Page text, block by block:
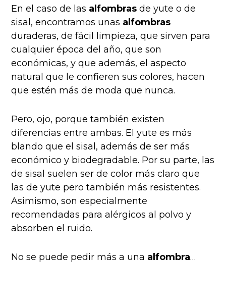
En el caso de las alfombras de yute o de
sisal, encontramos unas alfombras
duraderas, de fácil limpieza, que sirven para
cualquier época del año, que son
económicas, y que además, el aspecto
natural que le confieren sus colores, hacen
que estén más de moda que nunca.
Pero, ojo, porque también existen
diferencias entre ambas. El yute es más
blando que el sisal, además de ser más
económico y biodegradable. Por su parte, las
de sisal suelen ser de color más claro que
las de yute pero también más resistentes.
Asimismo, son especialmente
recomendadas para alérgicos al polvo y
absorben el ruido.
No se puede pedir más a una alfombra…